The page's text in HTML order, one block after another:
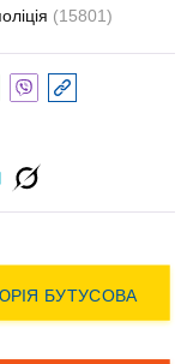
(15801)